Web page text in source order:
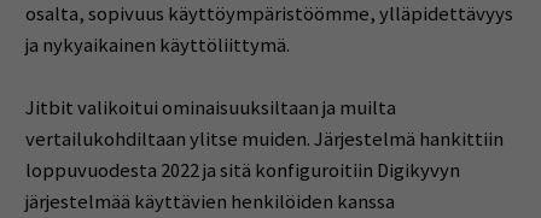
osalta, sopivuus käyttöympäristöömme, ylläpidettävyys
ja nykyaikainen käyttöliittymä.
Jitbit valikoitui ominaisuuksiltaan ja muilta
vertailukohdiltaan ylitse muiden. Järjestelmä hankittiin
loppuvuodesta 2022 ja sitä konfiguroitiin Digikyvyn
järjestelmää käyttävien henkilöiden kanssa